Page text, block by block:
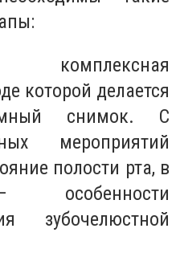
комплексная
которой делается
снимок. С
мероприятий
полости рта, в
особенности
зубочелюстной